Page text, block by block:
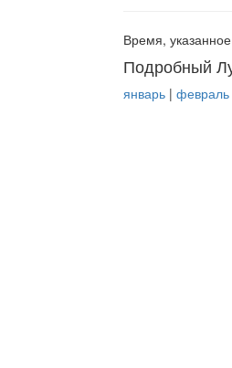
Время,
Подробный
январь| февраль